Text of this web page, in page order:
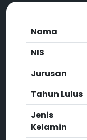
Nama
NIS
Jurusan
Tahun Lulus
Jenis
Kelamin